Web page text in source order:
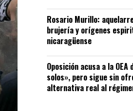
Rosario Murillo:
brujería y orígenes
nicaragüense
Oposición acusa a la OEA
solos», pero sigue sin
alternativa real al